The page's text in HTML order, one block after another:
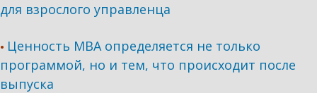
для взрослого управленца
• Ценность MBA определяется не только
программой, но и тем, что происходит после
выпуска